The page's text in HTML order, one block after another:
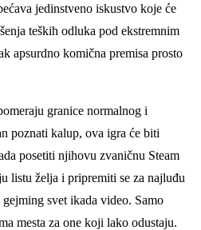
jedinstveno iskustvo koje će
teških odluka pod ekstremnim
apsurdno komična premisa prosto
granice normalnog i
poznati kalup, ova igra će biti
posetiti njihovu zvaničnu Steam
listu želja i pripremiti se za najluđu
svet ikada video. Samo
mesta za one koji lako odustaju.